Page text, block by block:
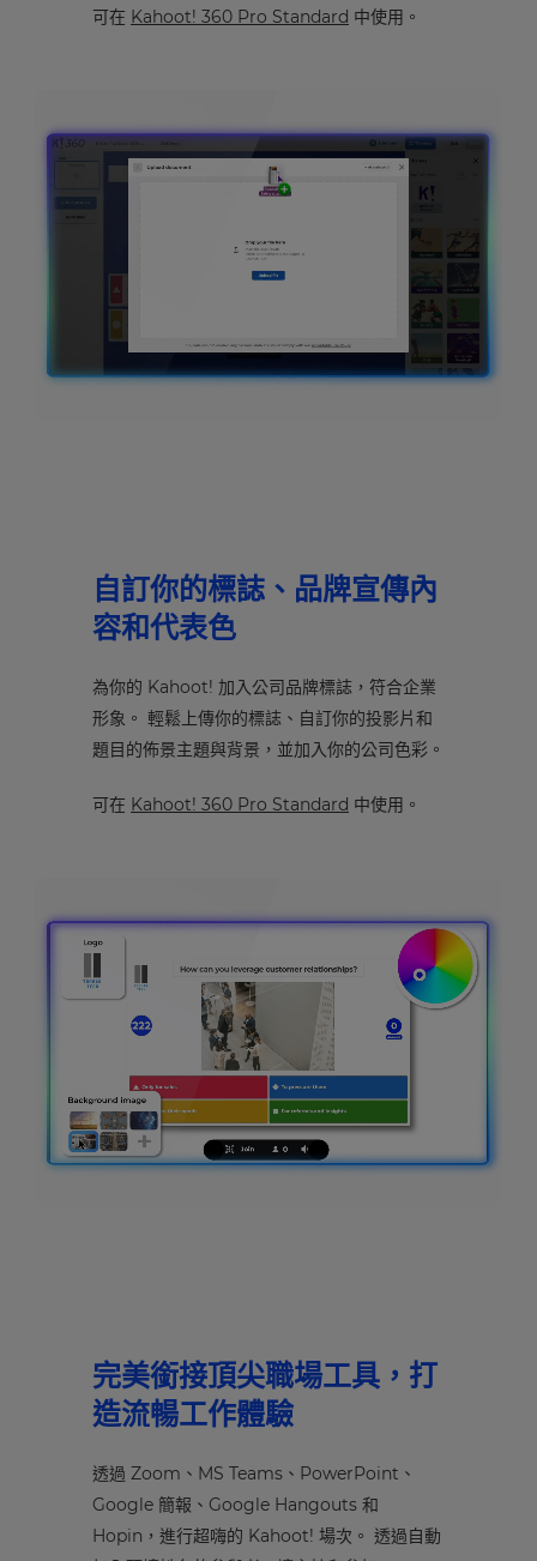
可在 Kahoot! 360 Pro Standard 中使用。
自訂你的標誌、品牌宣傳內
容和代表色
為你的 Kahoot! 加入公司品牌標誌，符合企業
形象。 輕鬆上傳你的標誌、自訂你的投影片和
題目的佈景主題與背景，並加入你的公司色彩。
可在 Kahoot! 360 Pro Standard 中使用。
完美銜接頂尖職場工具，打
造流暢工作體驗
透過 Zoom、MS Teams、PowerPoint、
Google 簡報、Google Hangouts 和
Hopin，進行超嗨的 Kahoot! 場次。 透過自動